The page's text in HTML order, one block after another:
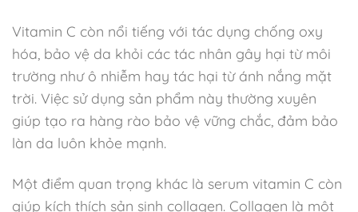
Vitamin C còn nổi tiếng với tác dụng chống oxy
hóa, bảo vệ da khỏi các tác nhân gây hại từ môi
trường như ô nhiễm hay tác hại từ ánh nắng mặt
trời. Việc sử dụng sản phẩm này thường xuyên
giúp tạo ra hàng rào bảo vệ vững chắc, đảm bảo
làn da luôn khỏe mạnh.
Một điểm quan trọng khác là serum vitamin C còn
giúp kích thích sản sinh collagen. Collagen là một